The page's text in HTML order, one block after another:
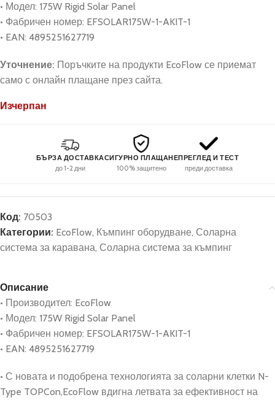
• Модел: 175W Rigid Solar Panel
• Фабричен номер: EFSOLAR175W-1-AKIT-1
• EAN: 4895251627719
Уточнение: Поръчките на продукти EcoFlow се приемат
само с онлайн плащане през сайта.
Изчерпан
БЪРЗА ДОСТАВКА
до 1-2 дни
СИГУРНО ПЛАЩАНЕ
100% защитено
ПРЕГЛЕД И ТЕСТ
преди доставка
Код: 70503
Категории: EcoFlow, Къмпинг оборудване, Соларна
система за каравана, Соларна система за къмпинг
Описание
• Производител: EcoFlow
• Модел: 175W Rigid Solar Panel
• Фабричен номер: EFSOLAR175W-1-AKIT-1
• EAN: 4895251627719
• С новата и подобрена технологията за соларни клетки N-
Type TOPCon,EcoFlow вдигна летвата за ефективност на